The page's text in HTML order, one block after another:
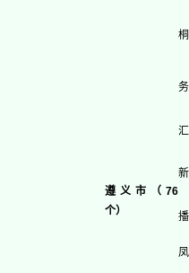
遵义市（76
个）